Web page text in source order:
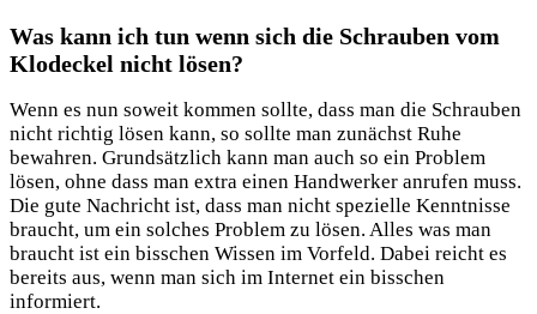
Was kann ich tun wenn sich die Schrauben vom
Klodeckel nicht lösen?
Wenn es nun soweit kommen sollte, dass man die Schrauben
nicht richtig lösen kann, so sollte man zunächst Ruhe
bewahren. Grundsätzlich kann man auch so ein Problem
lösen, ohne dass man extra einen Handwerker anrufen muss.
Die gute Nachricht ist, dass man nicht spezielle Kenntnisse
braucht, um ein solches Problem zu lösen. Alles was man
braucht ist ein bisschen Wissen im Vorfeld. Dabei reicht es
bereits aus, wenn man sich im Internet ein bisschen
informiert.